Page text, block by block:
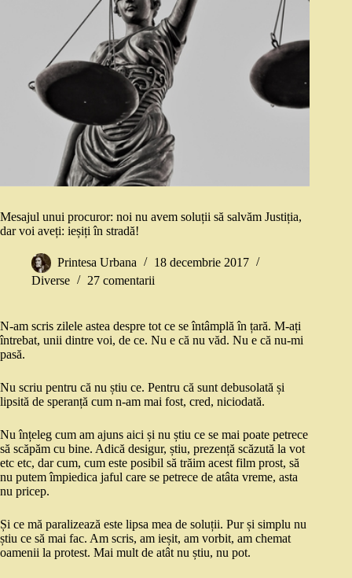
Mesajul unui procuror: noi nu avem soluții să salvăm Justiția,
dar voi aveți: ieșiți în stradă!
Printesa Urbana
18 decembrie 2017
Diverse
27 comentarii
N-am scris zilele astea despre tot ce se întâmplă în țară. M-ați
întrebat, unii dintre voi, de ce. Nu e că nu văd. Nu e că nu-mi
pasă.
Nu scriu pentru că nu știu ce. Pentru că sunt debusolată și
lipsită de speranță cum n-am mai fost, cred, niciodată.
Nu înțeleg cum am ajuns aici și nu știu ce se mai poate petrece
să scăpăm cu bine. Adică desigur, știu, prezență scăzută la vot
etc etc, dar cum, cum este posibil să trăim acest film prost, să
nu putem împiedica jaful care se petrece de atâta vreme, asta
nu pricep.
Și ce mă paralizează este lipsa mea de soluții. Pur și simplu nu
știu ce să mai fac. Am scris, am ieșit, am vorbit, am chemat
oamenii la protest. Mai mult de atât nu știu, nu pot.